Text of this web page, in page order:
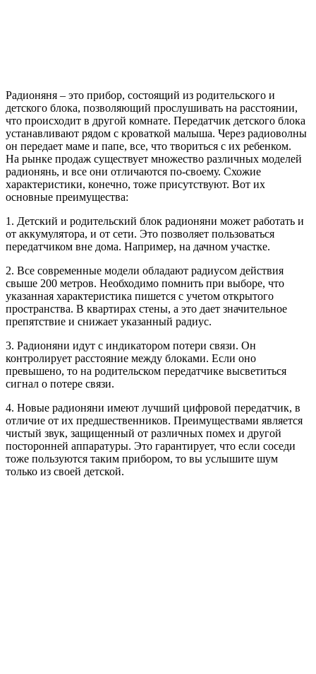
Радионяня – это прибор, состоящий из родительского и
детского блока, позволяющий прослушивать на расстоянии,
что происходит в другой комнате. Передатчик детского блока
устанавливают рядом с кроваткой малыша. Через радиоволны
он передает маме и папе, все, что твориться с их ребенком.
На рынке продаж существует множество различных моделей
радионянь, и все они отличаются по-своему. Схожие
характеристики, конечно, тоже присутствуют. Вот их
основные преимущества:
1. Детский и родительский блок радионяни может работать и
от аккумулятора, и от сети. Это позволяет пользоваться
передатчиком вне дома. Например, на дачном участке.
2. Все современные модели обладают радиусом действия
свыше 200 метров. Необходимо помнить при выборе, что
указанная характеристика пишется с учетом открытого
пространства. В квартирах стены, а это дает значительное
препятствие и снижает указанный радиус.
3. Радионяни идут с индикатором потери связи. Он
контролирует расстояние между блоками. Если оно
превышено, то на родительском передатчике высветиться
сигнал о потере связи.
4. Новые радионяни имеют лучший цифровой передатчик, в
отличие от их предшественников. Преимуществами является
чистый звук, защищенный от различных помех и другой
посторонней аппаратуры. Это гарантирует, что если соседи
тоже пользуются таким прибором, то вы услышите шум
только из своей детской.